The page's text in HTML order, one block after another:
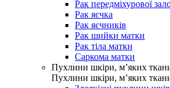
Рак передміхурової
Рак яєчка
Рак яєчників
Рак шийки матки
Рак тіла матки
Саркома матки
Пухлини шкіри, м’яких
Пухлини шкіри, м’яких